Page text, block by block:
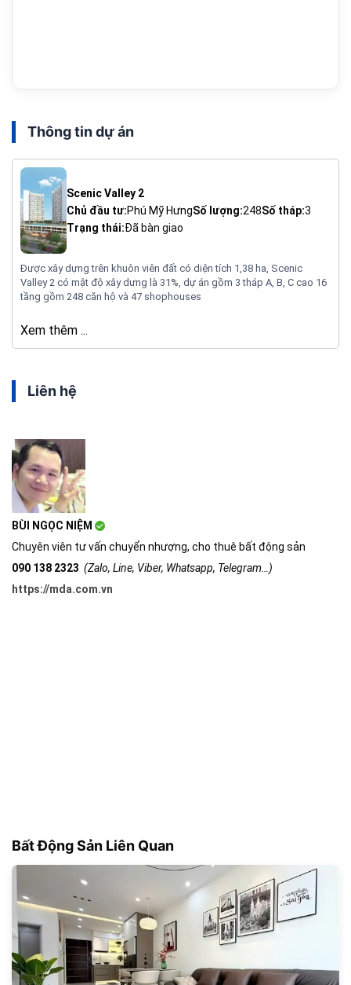
Thông tin dự án
Scenic Valley 2
Chủ đầu tư:Phú Mỹ HưngSố lượng:248Số tháp:3
Trạng thái:Đã bàn giao
Được xây dựng trên khuôn viên đất có diện tích 1,38 ha, Scenic
Valley 2 có mật độ xây dưng là 31%, dự án gồm 3 tháp A, B, C cao 16
tầng gồm 248 căn hộ và 47 shophouses
Xem thêm ...
Liên hệ
BÙI NGỌC NIỆM
Chuyên viên tư vấn chuyển nhượng, cho thuê bất động sản
090 138 2323 (Zalo, Line, Viber, Whatsapp, Telegram…)
https://mda.com.vn
Bất Động Sản Liên Quan
179